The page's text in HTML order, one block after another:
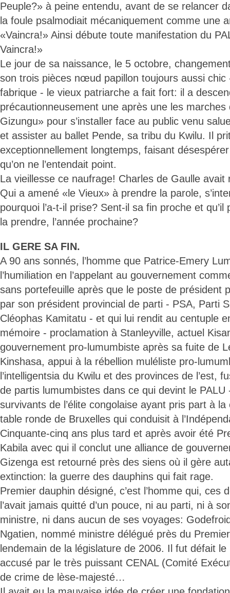
Peuple?» à peine entendu, avant de se relancer
la foule psalmodiait mécaniquement comme une
«Vaincra!» Ainsi débute toute manifestation du
Vaincra!»
Le jour de sa naissance, le 5 octobre,
son trois pièces nœud papillon toujours aussi chic
fabrique - le vieux patriarche a fait fort: il a
précautionneusement une après une les marches
Gizungu» pour s’installer face au public venu
et assister au ballet Pende, sa tribu du Kwilu. Il
exceptionnellement longtemps, faisant
qu’on ne l’entendait point.
La vieillesse ce naufrage! Charles de Gaulle avait
Qui a amené «le Vieux» à prendre la parole,
pourquoi l’a-t-il prise? Sent-il sa fin proche et
la prendre, l’année prochaine?
IL GERE SA FIN.
A 90 ans sonnés, l’homme que Patrice-Emery
l’humiliation en l’appelant au gouvernement
sans portefeuille après que le poste de président
par son président provincial de parti - PSA, Parti
Cléophas Kamitatu - et qui lui rendit au centuple
mémoire - proclamation à Stanleyville, actuel
gouvernement pro-lumumbiste après sa fuite de
Kinshasa, appui à la rébellion muléliste pro-
l’intelligentsia du Kwilu et des provinces de l’est,
de partis lumumbistes dans ce qui devint le PALU
survivants de l’élite congolaise ayant pris part à
table ronde de Bruxelles qui conduisit à
Cinquante-cinq ans plus tard et après avoir été
Kabila avec qui il conclut une alliance de
Gizenga est retourné près des siens où il gère
extinction: la guerre des dauphins qui fait rage.
Premier dauphin désigné, c’est l’homme qui, ces
l’avait jamais quitté d’un pouce, ni au parti, ni à
ministre, ni dans aucun de ses voyages:
Ngatien, nommé ministre délégué près du
lendemain de la législature de 2006. Il fut défait
accusé par le très puissant CENAL (Comité
de crime de lèse-majesté…